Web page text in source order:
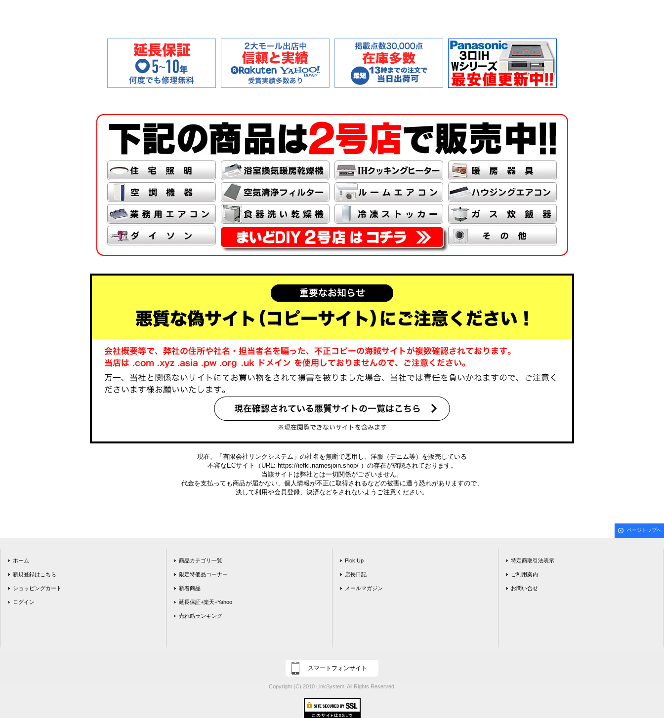
現在、「有限会社リンクシステム」の社名を無断で悪用し、洋服（デニム等）を販売している
不審なECサイト（URL: https://iefkl.namesjoin.shop/ ）の存在が確認されております。
当該サイトは弊社とは一切関係がございません。
代金を支払っても商品が届かない、個人情報が不正に取得されるなどの被害に遭う恐れがありますので、
決して利用や会員登録、決済などをされないようご注意ください。
ページトップへ
ホーム
新規登録はこちら
ショッピングカート
ログイン
商品カテゴリ一覧
限定特価品コーナー
新着商品
延長保証+楽天+Yahoo
売れ筋ランキング
Pick Up
店長日記
メールマガジン
特定商取引法表示
ご利用案内
お問い合せ
スマートフォンサイト
Copyright (C) 2010 LinkSystem. All Rights Reserved.